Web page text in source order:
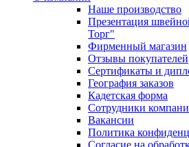
Наше производство
Презентация
Торг"
Фирменный магазин
Отзывы покупателей
Сертификаты и
География заказов
Кадетская форма
Сотрудники
Вакансии
Политика
Согласие на